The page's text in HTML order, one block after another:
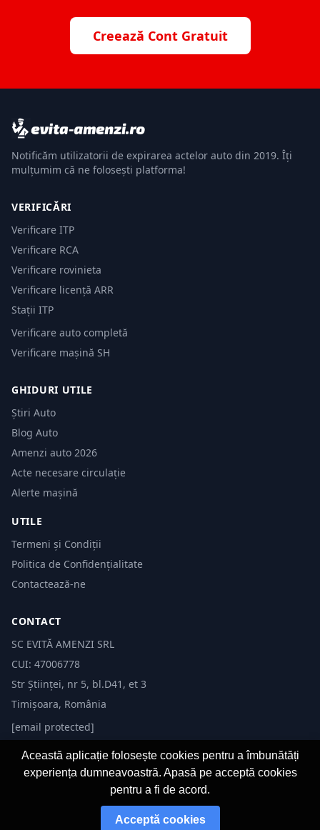
Creează Cont Gratuit
Notificăm utilizatorii de expirarea actelor auto din 2019. Îți
mulțumim că ne folosești platforma!
VERIFICĂRI
Verificare ITP
Verificare RCA
Verificare rovinieta
Verificare licență ARR
Stații ITP
Verificare auto completă
Verificare mașină SH
GHIDURI UTILE
Știri Auto
Blog Auto
Amenzi auto 2026
Acte necesare circulație
Alerte mașină
UTILE
Termeni și Condiții
Politica de Confidențialitate
Contactează-ne
CONTACT
SC EVITĂ AMENZI SRL
CUI: 47006778
Str Științei, nr 5, bl.D41, et 3
Timișoara, România
[email protected]
© 2026 Evită Amenzi. Toate drepturile rezervate. Dezvoltat de
Această aplicație folosește cookies pentru a îmbunătăți
experiența dumneavoastră. Apasă pe acceptă cookies
pentru a fi de acord.
Acceptă cookies